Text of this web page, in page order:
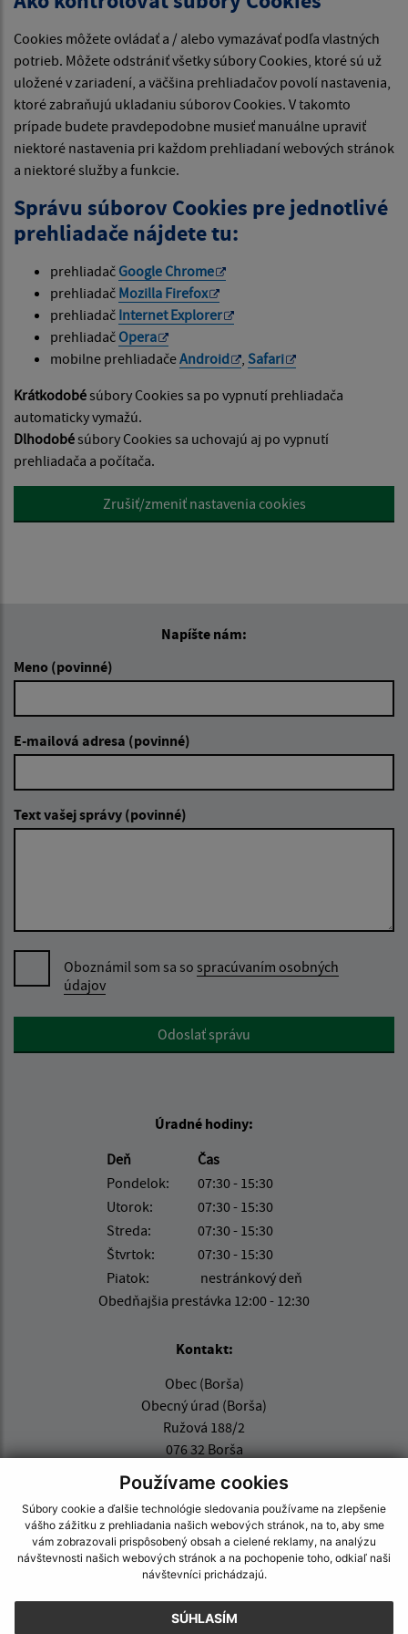
Používame cookies
Súbory cookie a ďalšie technológie sledovania používame na zlepšenie
vášho zážitku z prehliadania našich webových stránok, na to, aby sme
vám zobrazovali prispôsobený obsah a cielené reklamy, na analýzu
návštevnosti našich webových stránok a na pochopenie toho, odkiaľ naši
návštevníci prichádzajú.
SÚHLASÍM
Cookies môžete ovládať a / alebo vymazávať podľa vlastných
potrieb. Môžete odstrániť všetky súbory Cookies, ktoré sú už
uložené v zariadení, a väčšina prehliadačov povolí nastavenia,
ktoré zabraňujú ukladaniu súborov Cookies. V takomto
prípade budete pravdepodobne musieť manuálne upraviť
niektoré nastavenia pri každom prehliadaní webových stránok
a niektoré služby a funkcie.
Správu súborov Cookies pre jednotlivé
prehliadače nájdete tu:
prehliadač Google Chrome
prehliadač Mozilla Firefox
prehliadač Internet Explorer
prehliadač Opera
mobilne prehliadačeAndroid , Safari
Krátkodobésúbory Cookies sa po vypnutí prehliadača
automaticky vymažú.
Dlhodobésúbory Cookies sa uchovajú aj po vypnutí
prehliadača a počítača.
Zrušiť/zmeniť nastavenia cookies
Napíšte nám:
Meno (povinné)
E-mailová adresa (povinné)
Text vašej správy (povinné)
Oboznámil som sa so spracúvaním osobných
údajov
Google reCaptcha ResponseOdoslať správu
Úradné hodiny:
Deň
Čas
Pondelok:
07:30 - 15:30
Utorok:
07:30 - 15:30
Streda:
07:30 - 15:30
Štvrtok:
07:30 - 15:30
Piatok:
nestránkový deň
Obedňajšia prestávka 12:00 - 12:30
Kontakt:
Obec (Borša)
Obecný úrad (Borša)
Ružová 188/2
076 32 Borša
obecborsa@bodnet.sk
+421 56 679 22 13
IČO: 00331341